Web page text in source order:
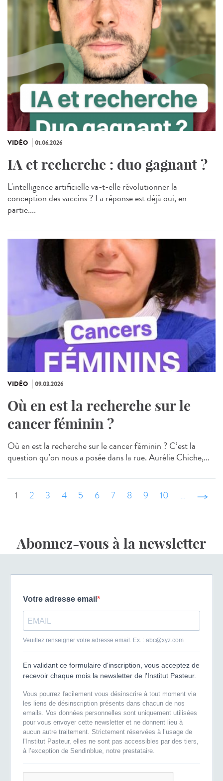
VIDÉO 01.06.2026
IA et recherche : duo gagnant ?
L'intelligence artificielle va-t-elle révolutionner la
conception des vaccins ? La réponse est déjà oui, en
partie....
VIDÉO 09.03.2026
Où en est la recherche sur le
cancer féminin ?
Où en est la recherche sur le cancer féminin ? C’est la
question qu’on nous a posée dans la rue. Aurélie Chiche,...
1 2 3 4 5 6 7 8 9 10 … suivant
Abonnez-vous à la newsletter